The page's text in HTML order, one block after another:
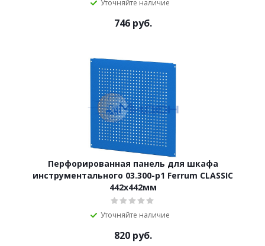
Уточняйте наличие
746руб.
Перфорированная панель для шкафа
инструментального 03.300-p1 Ferrum CLASSIC
442х442мм
Уточняйте наличие
820руб.